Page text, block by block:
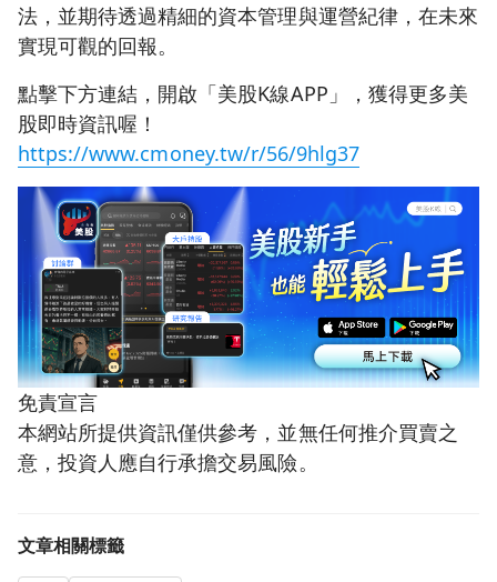
法，並期待透過精細的資本管理與運營紀律，在未來
實現可觀的回報。
點擊下方連結，開啟「美股K線APP」，獲得更多美
股即時資訊喔！
https://www.cmoney.tw/r/56/9hlg37
免責宣言
本網站所提供資訊僅供參考，並無任何推介買賣之
意，投資人應自行承擔交易風險。
文章相關標籤